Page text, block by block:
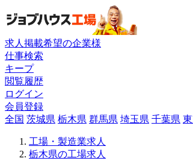
求人掲載希望の企業様
仕事検索
キープ
閲覧履歴
ログイン
会員登録
全国 茨城県 栃木県 群馬県 埼玉県 千葉県
工場・製造業求人
栃木県の工場求人